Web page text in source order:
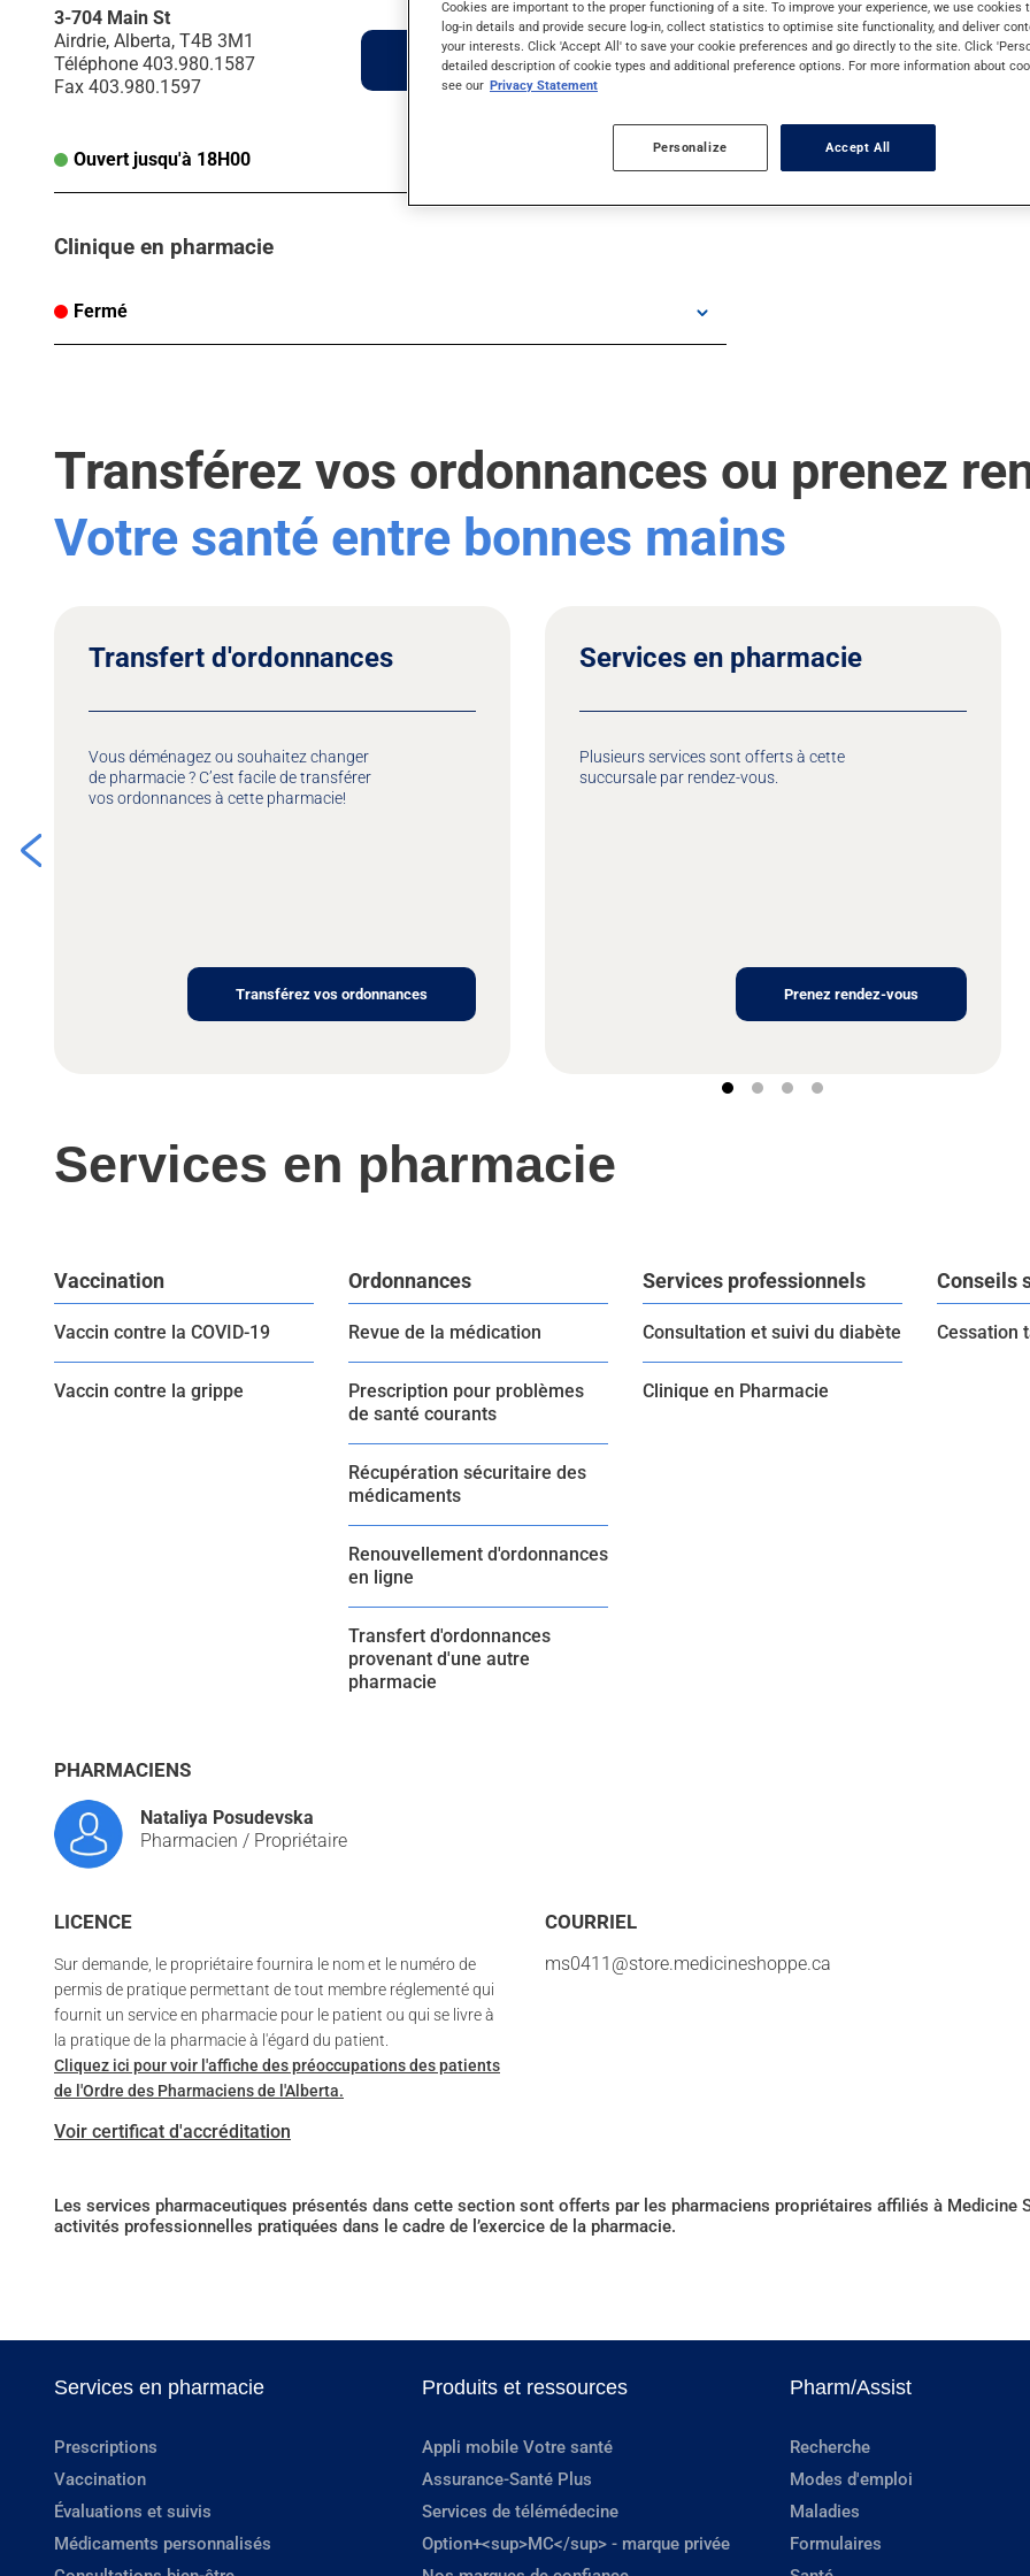
3-704 Main St
Airdrie, Alberta, T4B 3M1
Téléphone 403.980.1587
Fax 403.980.1597
Itinéraire
Ouvert jusqu'à 18H00
Clinique en pharmacie
Fermé
Transférez vos ordonnances ou prenez
Votre santé entre bonnes mains
Transfert d'ordonnances
Vous déménagez ou souhaitez changer
de pharmacie ? C’est facile de transférer
vos ordonnances à cette pharmacie!
Transférez vos ordonnances
Services en pharmacie
Plusieurs services sont offerts à cette
succursale par rendez-vous.
Prenez rendez-vous
Services en pharmacie
Vaccination
Vaccin contre la COVID-19
Vaccin contre la grippe
Ordonnances
Revue de la médication
Prescription pour problèmes
de santé courants
Récupération sécuritaire des
médicaments
Renouvellement d'ordonnances
en ligne
Transfert d'ordonnances
provenant d'une autre
pharmacie
Services professionnels
Consultation et suivi du diabète
Clinique en Pharmacie
Conseils
Cessation
PHARMACIENS
Nataliya Posudevska
Pharmacien / Propriétaire
LICENCE
Sur demande, le propriétaire fournira le nom et le numéro de
permis de pratique permettant de tout membre réglementé qui
fournit un service en pharmacie pour le patient ou qui se livre à
la pratique de la pharmacie à l'égard du patient.
Cliquez ici pour voir l'affiche des préoccupations des patients
de l'Ordre des Pharmaciens de l'Alberta.
Voir certificat d'accréditation
COURRIEL
ms0411@store.medicineshoppe.ca
Les services pharmaceutiques présentés dans cette section sont offerts par les pharmaciens propriétaires affiliés à Medicine
activités professionnelles pratiquées dans le cadre de l’exercice de la pharmacie.
Services en pharmacie
Prescriptions
Vaccination
Évaluations et suivis
Médicaments personnalisés
Produits et ressources
Appli mobile Votre santé
Assurance-Santé Plus
Services de télémédecine
Option+<sup>MC</sup> - marque privée
Pharm/Assist
Recherche
Modes d'emploi
Maladies
Formulaires
Cookies are important to the proper functioning of a site. To improve your experience, we use cookies
log-in details and provide secure log-in, collect statistics to optimise site functionality, and deliver
your interests. Click 'Accept All' to save your cookie preferences and go directly to the site. Click
detailed description of cookie types and additional preference options. For more information about
see our Privacy Statement
Personalize Accept All